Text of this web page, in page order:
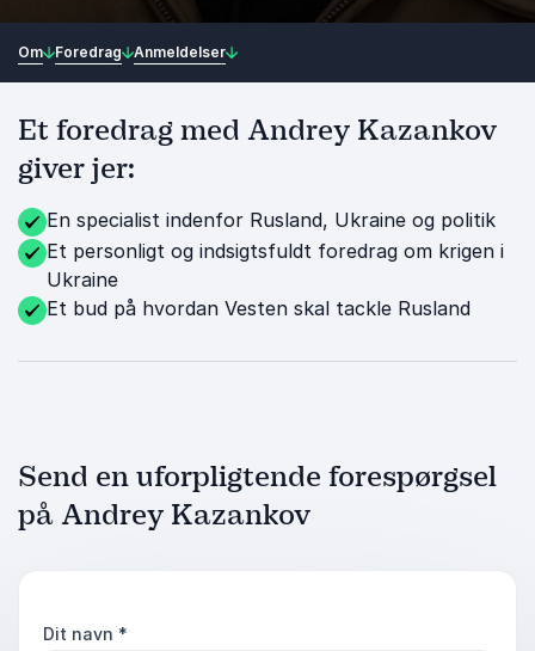
Om Foredrag Anmeldelser
Et foredrag med Andrey Kazankov
giver jer:
En specialist indenfor Rusland, Ukraine og politik
Et personligt og indsigtsfuldt foredrag om krigen i
Ukraine
Et bud på hvordan Vesten skal tackle Rusland
Send en uforpligtende forespørgsel
på Andrey Kazankov
Dit navn *